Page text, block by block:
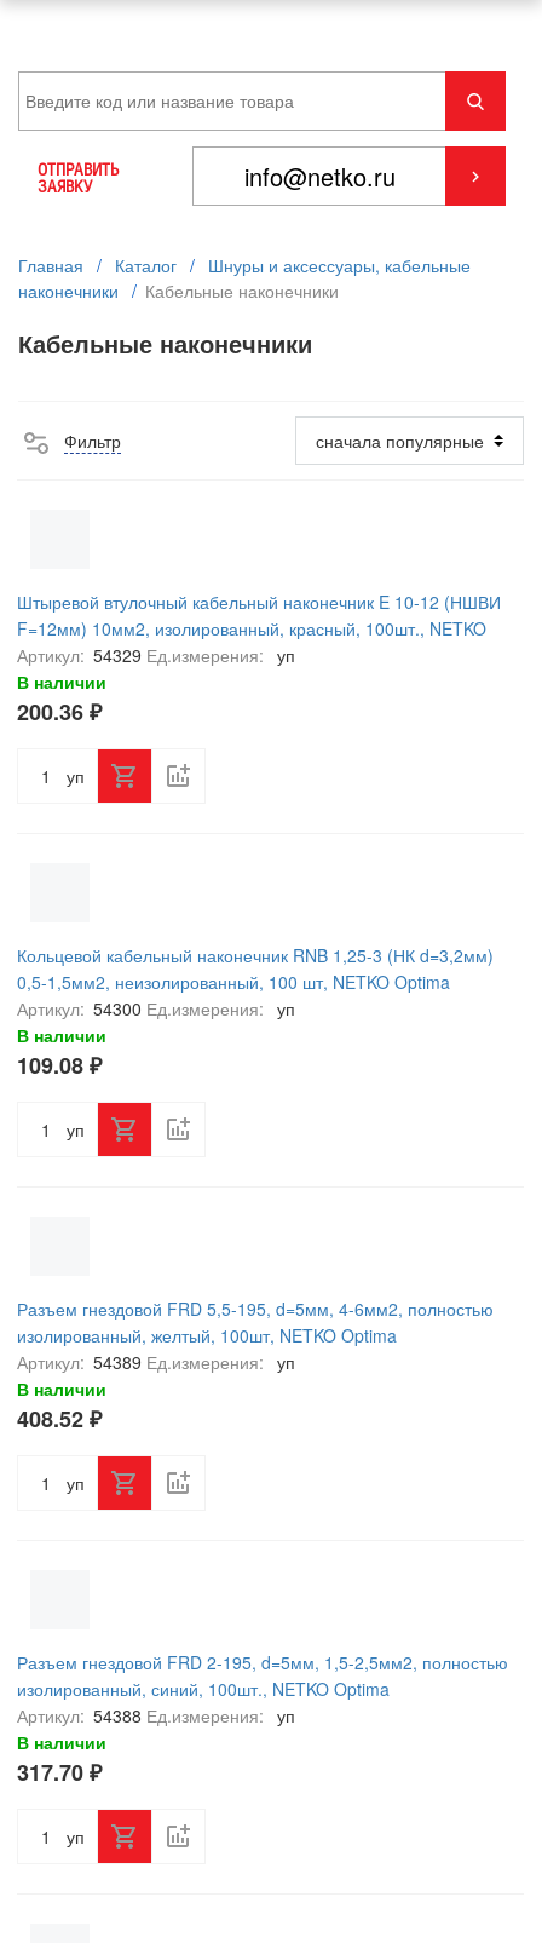
ОТПРАВИТЬ
ЗАЯВКУ
Главная / Каталог / Шнуры и аксессуары, кабельные
наконечники / Кабельные наконечники
Кабельные наконечники
Фильтр
Штыревой втулочный кабельный наконечник E 10-12 (НШВИ
F=12мм) 10мм2, изолированный, красный, 100шт., NETKO
Optima
Артикул: 54329 Ед.измерения: уп
В наличии
200.36 ₽
уп
Кольцевой кабельный наконечник RNB 1,25-3 (НК d=3,2мм)
0,5-1,5мм2, неизолированный, 100 шт, NETKO Optima
Артикул: 54300 Ед.измерения: уп
В наличии
109.08 ₽
уп
Разъем гнездовой FRD 5,5-195, d=5мм, 4-6мм2, полностью
изолированный, желтый, 100шт, NETKO Optima
Артикул: 54389 Ед.измерения: уп
В наличии
408.52 ₽
уп
Разъем гнездовой FRD 2-195, d=5мм, 1,5-2,5мм2, полностью
изолированный, синий, 100шт., NETKO Optima
Артикул: 54388 Ед.измерения: уп
В наличии
317.70 ₽
уп